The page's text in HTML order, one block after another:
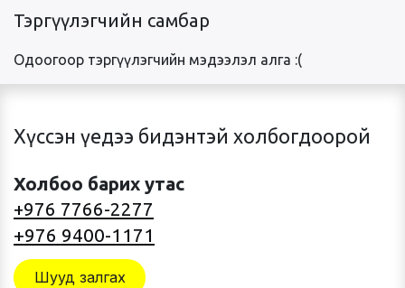
Тэргүүлэгчийн самбар
Одоогоор тэргүүлэгчийн мэдээлэл алга :(
Хүссэн үедээ бидэнтэй холбогдоорой
Холбоо барих утас
+976 7766-2277
+976 9400-1171
Шууд залгах